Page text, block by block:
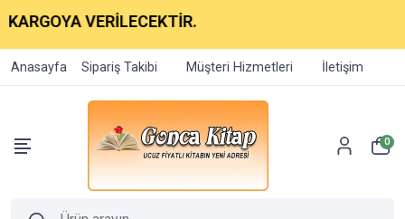
VERİLECEKTİR.
Anasayfa Sipariş Takibi Müşteri Hizmetleri İletişim
0